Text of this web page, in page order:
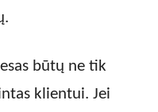
būtų ne tik
klientui. Jei